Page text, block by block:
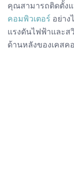
คุณสามารถติดตั้งแ
คอมพิวเตอร์ อย่า
แรงดันไฟฟ้าและส
ด้านหลังของเคสค